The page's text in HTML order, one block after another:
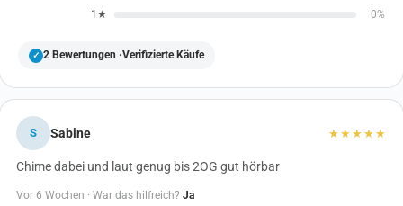
1★
0%
✓ 2 Bewertungen ·Verifizierte Käufe
S Sabine ★★★★★
Chime dabei und laut genug bis 2OG gut hörbar
Vor 6 Wochen · War das hilfreich? Ja